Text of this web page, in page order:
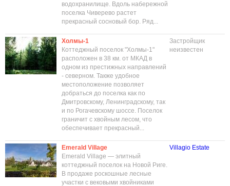
водохранилище. Вдоль набережной
поселка Чиверево растет
прекрасный сосновый бор. Ряд...
Холмы-1
Коттеджный поселок "Холмы-1"
расположен в 38 км. от МКАД в
одном из престижных направлений
- северном. Также удобное
местоположение позволяет
добраться до поселка как по
Дмитровскому, Ленинградскому, так
и по Рогачевскому шоссе. Поселок
граничит с хвойным лесом, что
обеспечивает прекрасный...
Застройщик
неизвестен
Emerald Village
Emerald Village — элитный
коттеджный поселок на Новой Риге.
В продаже роскошные лесные
участки с вековыми хвойниками
Villagio Estate